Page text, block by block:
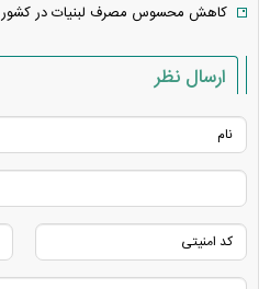
کاهش محسوس مصرف لبنیات در کشور
ارسال نظر